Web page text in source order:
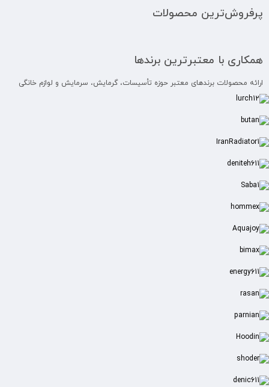
پرفروش‌ترین محصولات
همکاری با معتبرترین برندها
ارائه محصولات برندهای معتبر حوزه تأسیسات، گرمایش، سرمایش و لوازم خانگی